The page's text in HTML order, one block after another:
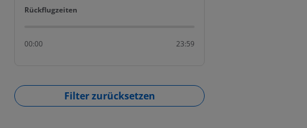
Rückflugzeiten
Rückflugzeiten
00:00 23:59
Filter zurücksetzen